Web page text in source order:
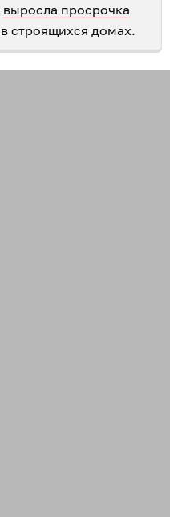
выросла просрочка
строящихся домах.